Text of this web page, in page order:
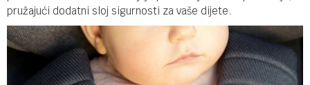
pružajući dodatni sloj sigurnosti za vaše dijete.